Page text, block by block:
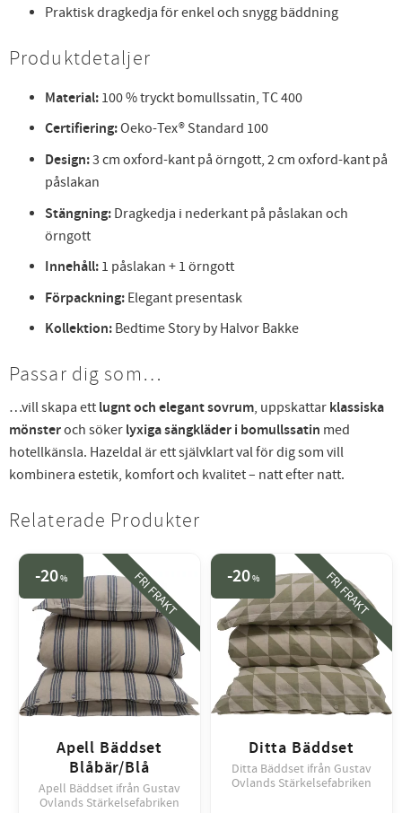
Praktisk dragkedja för enkel och snygg bäddning
Produktdetaljer
Material: 100 % tryckt bomullssatin, TC 400
Certifiering:Oeko-Tex® Standard 100
Design:3 cm oxford-kant på örngott, 2 cm oxford-kant på
påslakan
Stängning: Dragkedja i nederkant på påslakan och
örngott
Innehåll: 1 påslakan + 1 örngott
Förpackning: Elegant presentask
Kollektion: Bedtime Story by Halvor Bakke
Passar dig som…
…vill skapa ett lugnt och elegant sovrum, uppskattar klassiska
mönsteroch söker lyxiga sängkläder i bomullssatin med
hotellkänsla. Hazeldal är ett självklart val för dig som vill
kombinera estetik, komfort och kvalitet – natt efter natt.
Relaterade Produkter
Apell Bäddset
Blåbär/Blå
Apell Bäddset ifrån Gustav
Ovlands Stärkelsefabriken
20% FRI FRAKT
Ditta Bäddset
Ditta Bäddset ifrån Gustav
Ovlands Stärkelsefabriken
20% FRI FRAKT